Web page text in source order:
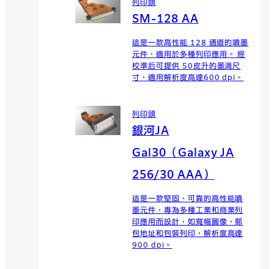
列印頭
SM-128 AA
這是一款高性能 128 通道的噴墨
元件，適用於多種列印應用。 經
校準后可提供 50皮升的墨滴尺
寸，適用解析度高達600 dpi。
列印頭
銀河JA
Gal30（Galaxy JA
256/30 AAA）
這是一款堅固、可靠的高性能噴
墨元件，專為多種工業和商業列
印應用而設計，如寬幅圖像、郵
包地址和包裝列印，解析度高達
900 dpi。